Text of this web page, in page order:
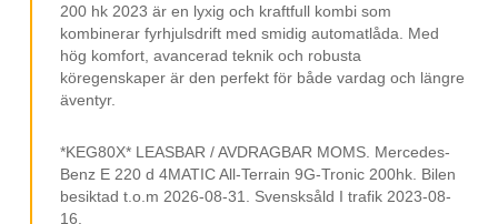
19 Tum Fälg
Adaptiv Farthållare Distronic Plus
Döda Vinkel Varning
Dynamic Select
Bluetooth Telefoni Och Musik
200 hk 2023 är en lyxig och kraftfull kombi som
kombinerar fyrhjulsdrift med smidig automatlåda. Med
hög komfort, avancerad teknik och robusta
köregenskaper är den perfekt för både vardag och längre
äventyr.
*KEG80X* LEASBAR / AVDRAGBAR MOMS. Mercedes-
Benz E 220 d 4MATIC All-Terrain 9G-Tronic 200hk. Bilen
besiktad t.o.m 2026-08-31. Svensksåld I trafik 2023-08-
16.